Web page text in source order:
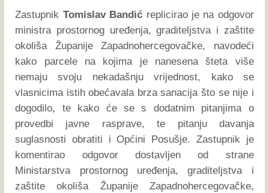
Zastupnik Tomislav Bandić replicirao je na odgovor
ministra prostornog uređenja, graditeljstva i zaštite
okoliša Županije Zapadnohercegovačke, navodeći
kako parcele na kojima je nanesena šteta više
nemaju svoju nekadašnju vrijednost, kako se
vlasnicima istih obećavala brza sanacija što se nije i
dogodilo, te kako će se s dodatnim pitanjima o
provedbi javne rasprave, te pitanju davanja
suglasnosti obratiti i Općini Posušje. Zastupnik je
komentirao odgovor dostavljen od strane
Ministarstva prostornog uređenja, graditeljstva i
zaštite okoliša Županije Zapadnohercegovačke,